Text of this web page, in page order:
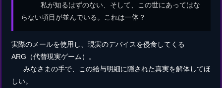
私が知るはずのない、そして、この世にあってはな
らない項目が並んでいる。これは一体？
実際のメールを使用し、現実のデバイスを侵食してくる
ARG（代替現実ゲーム）。
みなさまの手で、この給与明細に隠された真実を解体してほ
しい。